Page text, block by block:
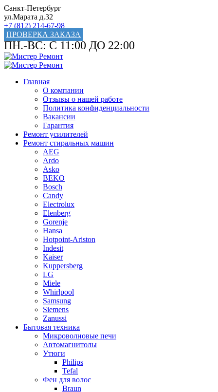
Санкт-Петербург
ул.Марата д.32
+7 (812) 214-67-98
ПРОВЕРКА ЗАКАЗА
ПН.-ВС: С 11:00 ДО 22:00
Главная
О компании
Отзывы о нашей работе
Политика конфиденциальности
Вакансии
Гарантия
Ремонт усилителей
Ремонт стиральных машин
AEG
Ardo
Asko
BEKO
Bosch
Candy
Electrolux
Elenberg
Gorenje
Hansa
Hotpoint-Ariston
Indesit
Kaiser
Kuppersberg
LG
Miele
Whirlpool
Samsung
Siemens
Zanussi
Бытовая техника
Микроволновые печи
Автомагнитолы
Утюги
Philips
Tefal
Фен для волос
Braun